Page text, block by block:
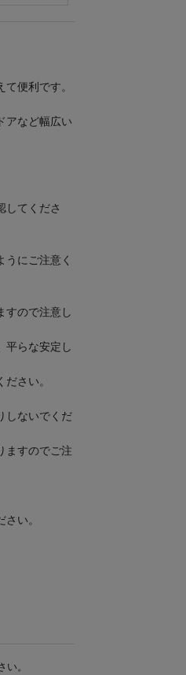
便利です。
アなど幅広い
してくださ
うにご注意く
すので注意し
平らな安定し
さい。
しないでくだ
ますのでご注
い。
い。